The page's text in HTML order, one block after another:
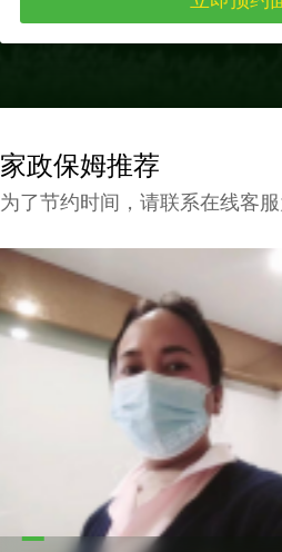
家政保姆推荐
为了节约时间，请联系在线客